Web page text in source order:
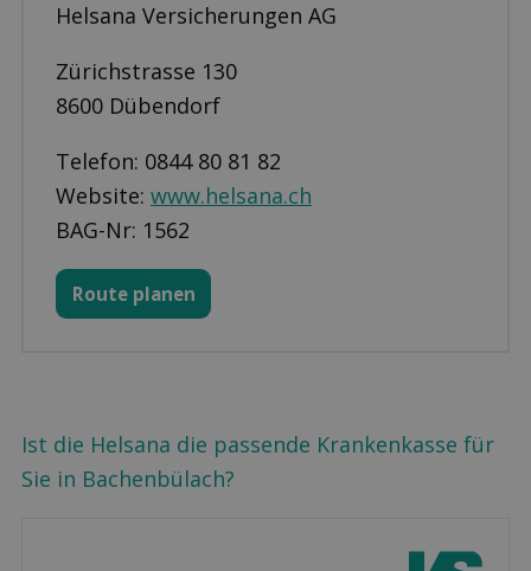
Helsana Versicherungen AG
Zürichstrasse 130
8600 Dübendorf
Telefon: 0844 80 81 82
Website: www.helsana.ch
BAG-Nr: 1562
Route planen
Ist die Helsana die passende Krankenkasse für
Sie in Bachenbülach?